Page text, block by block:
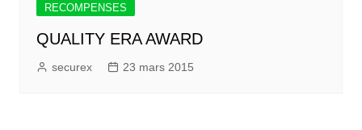
RECOMPENSES
QUALITY ERA AWARD
securex 23 mars 2015